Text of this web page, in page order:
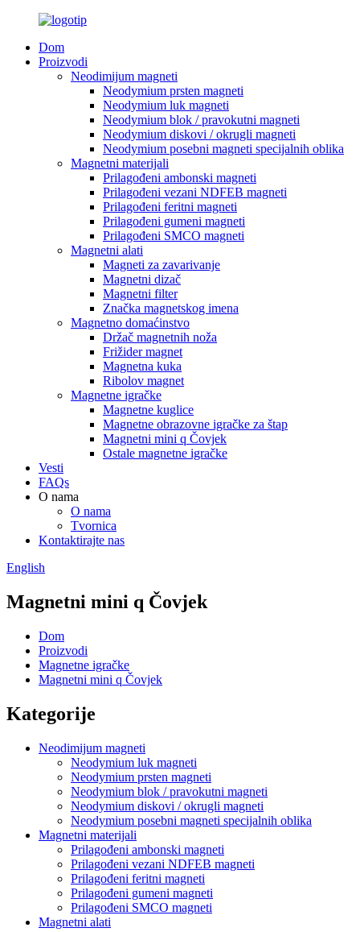
Dom
Proizvodi
Neodimijum magneti
Neodymium prsten magneti
Neodymium luk magneti
Neodymium blok / pravokutni magneti
Neodymium diskovi / okrugli magneti
Neodymium posebni magneti specijalnih oblika
Magnetni materijali
Prilagođeni ambonski magneti
Prilagođeni vezani NDFEB magneti
Prilagođeni feritni magneti
Prilagođeni gumeni magneti
Prilagođeni SMCO magneti
Magnetni alati
Magneti za zavarivanje
Magnetni dizač
Magnetni filter
Značka magnetskog imena
Magnetno domaćinstvo
Držač magnetnih noža
Frižider magnet
Magnetna kuka
Ribolov magnet
Magnetne igračke
Magnetne kuglice
Magnetne obrazovne igračke za štap
Magnetni mini q Čovjek
Ostale magnetne igračke
Vesti
FAQs
O nama
O nama
Tvornica
Kontaktirajte nas
English
Magnetni mini q Čovjek
Dom
Proizvodi
Magnetne igračke
Magnetni mini q Čovjek
Kategorije
Neodimijum magneti
Neodymium luk magneti
Neodymium prsten magneti
Neodymium blok / pravokutni magneti
Neodymium diskovi / okrugli magneti
Neodymium posebni magneti specijalnih oblika
Magnetni materijali
Prilagođeni ambonski magneti
Prilagođeni vezani NDFEB magneti
Prilagođeni feritni magneti
Prilagođeni gumeni magneti
Prilagođeni SMCO magneti
Magnetni alati